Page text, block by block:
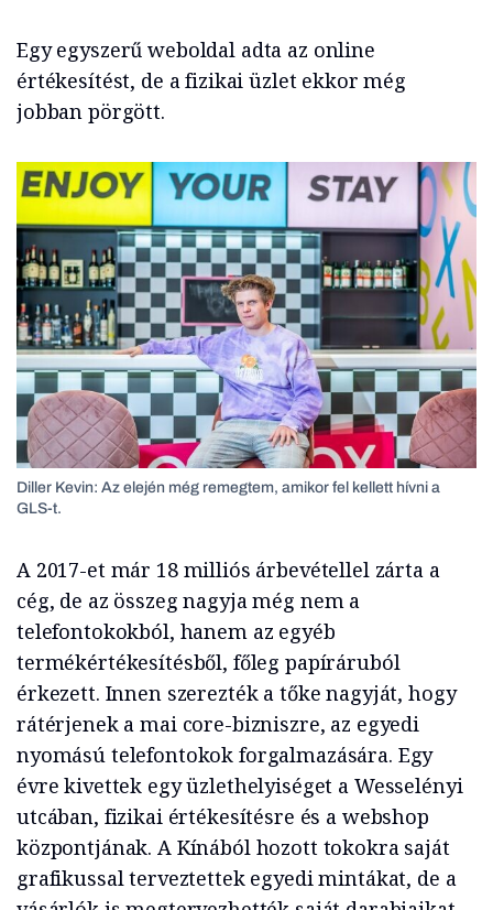
Egy egyszerű weboldal adta az online
értékesítést, de a fizikai üzlet ekkor még
jobban pörgött.
Diller Kevin: Az elején még remegtem, amikor fel kellett hívni a
GLS-t.
A 2017-et már 18 milliós árbevétellel zárta a
cég, de az összeg nagyja még nem a
telefontokokból, hanem az egyéb
termékértékesítésből, főleg papíráruból
érkezett. Innen szerezték a tőke nagyját, hogy
rátérjenek a mai core-bizniszre, az egyedi
nyomású telefontokok forgalmazására. Egy
évre kivettek egy üzlethelyiséget a Wesselényi
utcában, fizikai értékesítésre és a webshop
központjának. A Kínából hozott tokokra saját
grafikussal terveztettek egyedi mintákat, de a